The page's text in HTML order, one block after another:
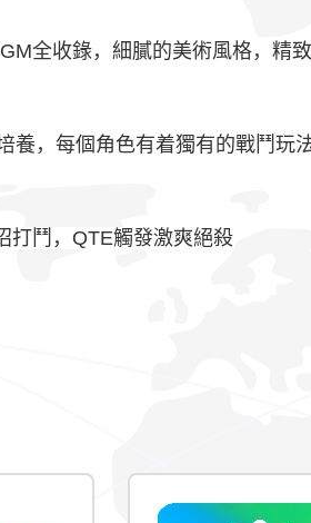
全收錄，細膩的美術風格，精
養，每個角色有着獨有的戰鬥玩
打鬥，QTE觸發激爽絕殺